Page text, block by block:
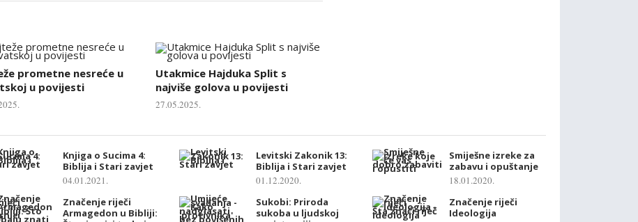
prometne nesreće u
u povijesti
Utakmice Hajduka Split s
najviše golova u povijesti
27.05.2025.
Knjiga o Sucima 4:
Biblija i Stari zavjet
04.01.2021.
Značenje riječi
Armagedon u Bibliji:
Levitski Zakonik 13:
Biblija i Stari zavjet
01.12.2020.
Sukobi: Priroda
sukoba u ljudskoj
Smiješne izreke za
zabavu i opuštanje
18.01.2020.
Značenje riječi
Ideologija